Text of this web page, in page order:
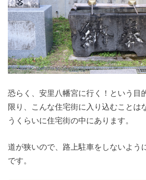
恐らく、安里八幡宮に行く！という目
限り、こんな住宅街に入り込むことは
うくらいに住宅街の中にあります。
道が狭いので、路上駐車をしないよう
です。